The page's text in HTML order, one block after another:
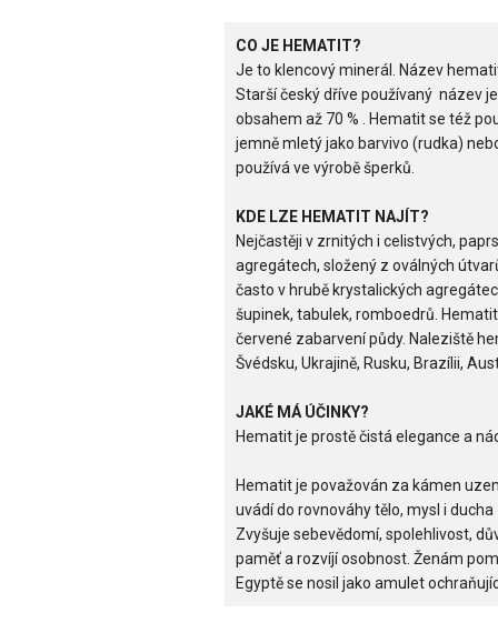
CO JE HEMATIT?
Je to klencový minerál. Název
Starší český dříve používaný název
obsahem až 70 % . Hematit se též
jemně mletý jako barvivo (rudka)
používá ve výrobě šperků.
KDE LZE HEMATIT NAJÍT?
Nejčastěji v zrnitých i celistvých,
agregátech, složený z oválných
často v hrubě krystalických
šupinek, tabulek, romboedrů.
červené zabarvení půdy. Naleziště
Švédsku, Ukrajině, Rusku, Brazílii,
JAKÉ MÁ ÚČINKY?
Hematit je prostě čistá elegance a
Hematit je považován za kámen
uvádí do rovnováhy tělo, mysl i
Zvyšuje sebevědomí, spolehlivost,
paměť a rozvíjí osobnost. Ženám
Egyptě se nosil jako amulet